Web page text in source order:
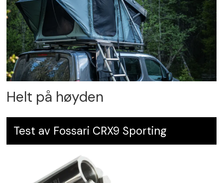
Helt på høyden
Test av Fossari CRX9 Sporting